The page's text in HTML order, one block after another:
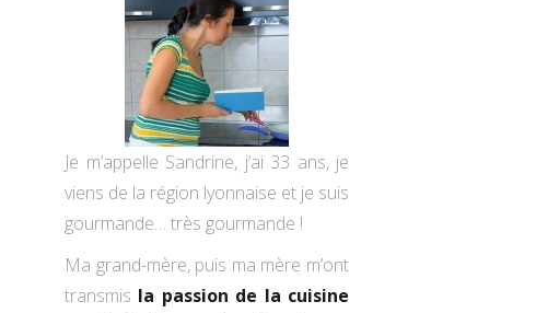
Je m’appelle Sandrine, j’ai 33 ans, je
viens de la région lyonnaise et je suis
gourmande… très gourmande !
Ma grand-mère, puis ma mère m’ont
transmis la passion de la cuisine